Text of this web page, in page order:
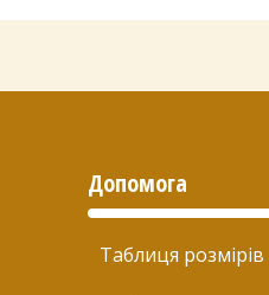
Допомога
Таблиця розмірів